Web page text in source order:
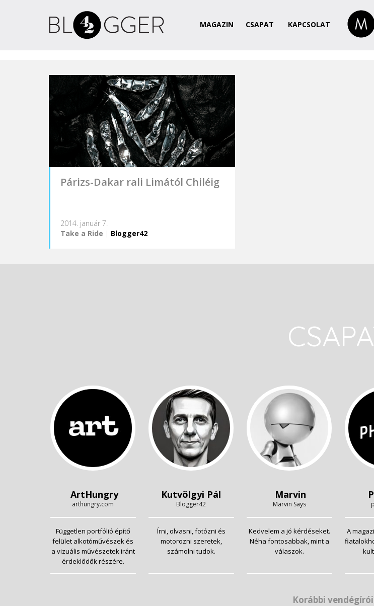
MAGAZIN CSAPAT KAPCSOLAT
Párizs-Dakar rali Limától Chiléig
2014. január 7.
Take a Ride | Blogger42
ArtHungry
arthungry.com
Független portfólió építő
felület alkotóművészek és
a vizuális művészetek iránt
érdeklődők részére.
Kutvölgyi Pál
Blogger42
Írni, olvasni, fotózni és
motorozni szeretek,
számolni tudok.
Marvin
Marvin Says
Kedvelem a jó kérdéseket.
Néha fontosabbak, mint a
válaszok.
A
Korábbi